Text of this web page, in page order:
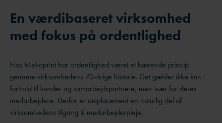
En værdibaseret virksomhed
med fokus på ordentlighed
Hos Mekoprint har ordentlighed været et bærende princip
gennem virksomhedens 70-årige historie. Det gælder ikke kun i
forhold til kunder og samarbejdspartnere, men især for deres
medarbejdere. Derfor er outplacement en naturlig del af
virksomhedens tilgang til medarbejderpleje.